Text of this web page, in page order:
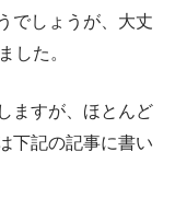
でしょうが、大丈
た。
ますが、ほとんど
下記の記事に書い